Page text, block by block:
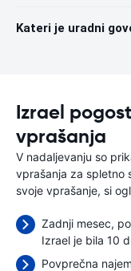
Kateri je uradni
Izrael
vprašanja
V nadaljevanju so
vprašanja za spletno
svoje vprašanje, si
Zadnji mesec,
Izrael je bila 10
Povprečna